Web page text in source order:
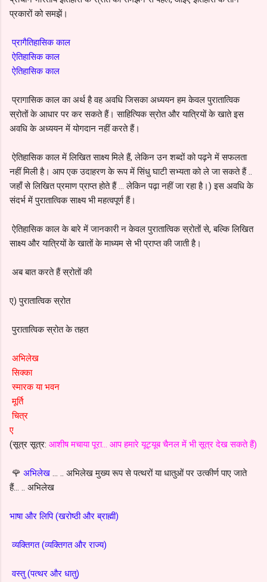
प्रकारों को समझें।
प्रागैतिहासिक काल
ऐतिहासिक काल
ऐतिहासिक काल
प्रागासिक काल का अर्थ है वह अवधि जिसका अध्ययन हम केवल पुरातात्विक
स्रोतों के आधार पर कर सकते हैं।साहित्यिक स्रोत और यात्रियों के खाते इस
अवधि के अध्ययन में योगदान नहीं करते हैं।
ऐतिहासिक काल में लिखित साक्ष्य मिले हैं, लेकिन उन शब्दों को पढ़ने में सफलता
नहीं मिली है। आप एक उदाहरण के रूप में सिंधु घाटी सभ्यता को ले जा सकते हैं ..
जहाँ से लिखित प्रमाण प्राप्त होते हैं ... लेकिन पढ़ा नहीं जा रहा है।)इस अवधि के
संदर्भ में पुरातात्विक साक्ष्य भी महत्वपूर्ण हैं।
ऐतिहासिक काल के बारे में जानकारी न केवल पुरातात्विक स्रोतों से, बल्कि लिखित
साक्ष्य और यात्रियों के खातों के माध्यम से भी प्राप्त की जाती है।
अब बात करते हैं स्रोतों की
ए) पुरातात्विक स्रोत
पुरातात्विक स्रोत के तहत
अभिलेख
सिक्का
स्मारक या भवन
मूर्ति
चित्र
ए
(सूत्र सूत्र: आशीष मचाया पूरा… आप हमारे यूट्यूब चैनल में भी सूत्र देख सकते हैं)
🌹 अभिलेख … .. अभिलेख मुख्य रूप से पत्थरों या धातुओं पर उत्कीर्ण पाए जाते
हैं… .. अभिलेख
भाषा और लिपि (खरोष्ठी और ब्राह्मी)
व्यक्तिगत (व्यक्तिगत और राज्य)
वस्तु (पत्थर और धातु)